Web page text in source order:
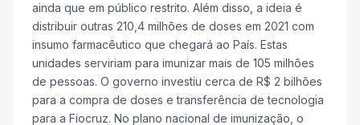
ainda que em público restrito. Além disso, a ideia é
distribuir outras 210,4 milhões de doses em 2021 com
insumo farmacêutico que chegará ao País. Estas
unidades serviriam para imunizar mais de 105 milhões
de pessoas. O governo investiu cerca de R$ 2 bilhões
para a compra de doses e transferência de tecnologia
para a Fiocruz. No plano nacional de imunização, o